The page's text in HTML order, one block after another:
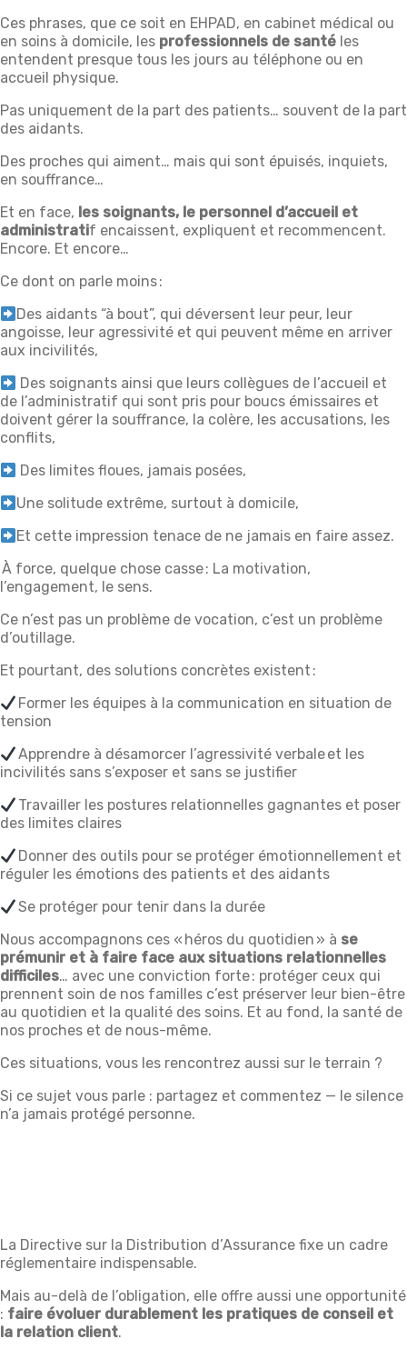
Ces phrases, que ce soit en EHPAD, en cabinet médical ou
en soins à domicile, les professionnels de santé les
entendent presque tous les jours au téléphone ou en
accueil physique.
Pas uniquement de la part des patients… souvent de la part
des aidants.
Des proches qui aiment… mais qui sont épuisés, inquiets,
en souffrance…
Et en face, les soignants, le personnel d’accueil et
administratif encaissent, expliquent et recommencent.
Encore. Et encore…
Ce dont on parle moins :
Des aidants “à bout”, qui déversent leur peur, leur
angoisse, leur agressivité et qui peuvent même en arriver
aux incivilités,
Des soignants ainsi que leurs collègues de l’accueil et
de l’administratif qui sont pris pour boucs émissaires et
doivent gérer la souffrance, la colère, les accusations, les
conflits,
Des limites floues, jamais posées,
Une solitude extrême, surtout à domicile,
Et cette impression tenace de ne jamais en faire assez.
À force, quelque chose casse : La motivation,
l’engagement, le sens.
Ce n’est pas un problème de vocation, c’est un problème
d’outillage.
Et pourtant, des solutions concrètes existent :
Former les équipes à la communication en situation de
tension
Apprendre à désamorcer l’agressivité verbale et les
incivilités sans s’exposer et sans se justifier
Travailler les postures relationnelles gagnantes et poser
des limites claires
Donner des outils pour se protéger émotionnellement et
réguler les émotions des patients et des aidants
Se protéger pour tenir dans la durée
Nous accompagnons ces « héros du quotidien » à se
prémunir et à faire face aux situations relationnelles
difficiles… avec une conviction forte : protéger ceux qui
prennent soin de nos familles c’est préserver leur bien-être
au quotidien et la qualité des soins. Et au fond, la santé de
nos proches et de nous-même.
Ces situations, vous les rencontrez aussi sur le terrain ?
Si ce sujet vous parle : partagez et commentez — le silence
n’a jamais protégé personne.
La Directive sur la Distribution d’Assurance fixe un cadre
réglementaire indispensable.
Mais au-delà de l’obligation, elle offre aussi une opportunité
: faire évoluer durablement les pratiques de conseil et
la relation client.